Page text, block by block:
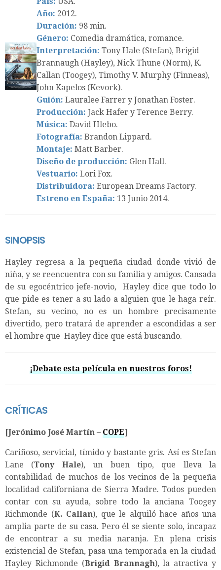
Año: 2012.
Duración: 98 min.
Género: Comedia dramática, romance.
Interpretación: Tony Hale (Stefan), Brigid
Brannaugh (Hayley), Nick Thune (Norm), K.
Callan (Toogey), Timothy V. Murphy (Finneas),
John Kapelos (Kevork).
Guión: Lauralee Farrer y Jonathan Foster.
Producción: Jack Hafer y Terence Berry.
Música: David Hlebo.
Fotografía: Brandon Lippard.
Montaje: Matt Barber.
Diseño de producción: Glen Hall.
Vestuario: Lori Fox.
Distribuidora: European Dreams Factory.
Estreno en España: 13 Junio 2014.
SINOPSIS
Hayley regresa a la pequeña ciudad donde vivió de
niña, y se reencuentra con su familia y amigos. Cansada
de su egocéntrico jefe-novio, Hayley dice que todo lo
que pide es tener a su lado a alguien que le haga reír.
Stefan, su vecino, no es un hombre precisamente
divertido, pero tratará de aprender a escondidas a ser
el hombre que Hayley dice que está buscando.
¡Debate esta película en nuestros foros!
CRÍTICAS
[Jerónimo José Martín – COPE]
Cariñoso, servicial, tímido y bastante gris. Así es Stefan
Lane (Tony Hale), un buen tipo, que lleva la
contabilidad de muchos de los vecinos de la pequeña
localidad californiana de Sierra Madre. Todos pueden
contar con su ayuda, sobre todo la anciana Toogey
Richmonde (K. Callan), que le alquiló hace años una
amplia parte de su casa. Pero él se siente solo, incapaz
de encontrar a su media naranja. En plena crisis
existencial de Stefan, pasa una temporada en la ciudad
Hayley Richmonde (Brigid Brannagh), la atractiva y